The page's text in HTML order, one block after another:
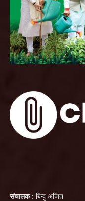
संचालक : बिन्दु अजित